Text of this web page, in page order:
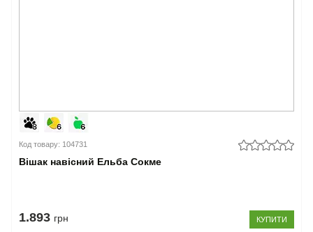
Код товару: 104731
Вішак навісний Ельба Сокме
1.893 грн КУПИТИ